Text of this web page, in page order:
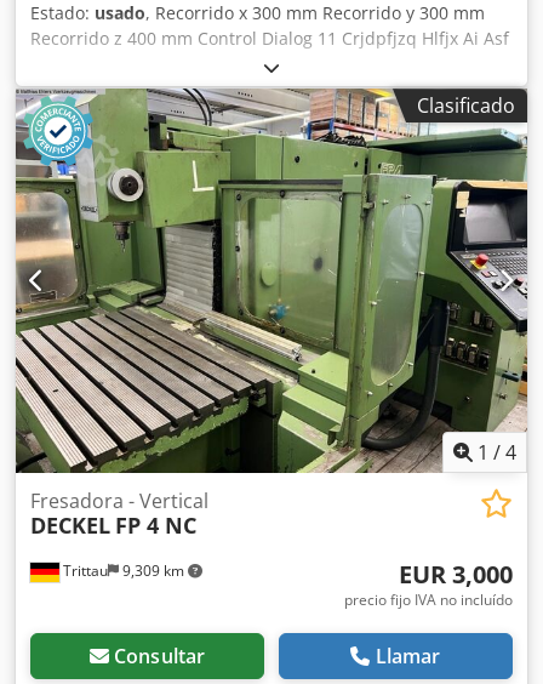
Estado: usado, Recorrido x 300 mm Recorrido y 300 mm
Recorrido z 400 mm Control Dialog 11 Crjdpfjzq Hlfjx Ai Asf
Rango de velocidad - husillo principal 40 - 4000 min⁻¹
Portaherramientas SK 40 Giratorio +/- 90° Recorrido del
husillo 80 mm Según nuestra evaluación, la máquina se
encuentra en muy buen estado de segunda mano y puede
inspeccionarse bajo corriente previo acuerdo. Accesorios: -
Cabina Los accesorios, herramientas y dispositivos de
sujeción mostrados solo forman parte del suministro si así
se indica en la información adicional. ¡Reservado el
derecho a cambios y errores en los datos y
especificaciones técnicas, así como venta intermedia!
Clasificado
1 /4
Trittau 9,309 km
Fresadora - Vertical
DECKEL FP 4 NC
EUR 3,000
precio fijo IVA no incluído
Consultar Llamar